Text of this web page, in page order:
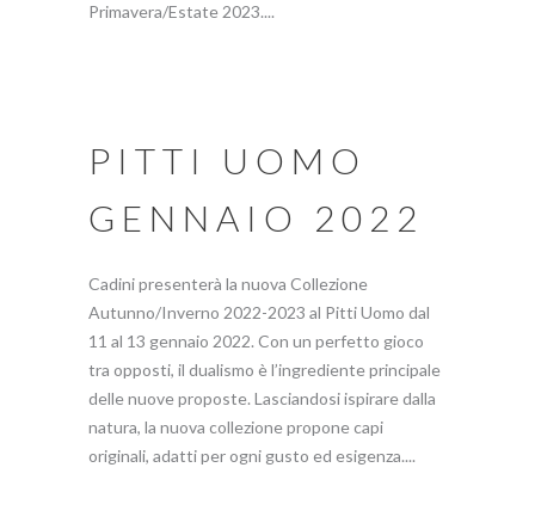
Primavera/Estate 2023....
PITTI UOMO
GENNAIO 2022
Cadini presenterà la nuova Collezione
Autunno/Inverno 2022-2023 al Pitti Uomo dal
11 al 13 gennaio 2022. Con un perfetto gioco
tra opposti, il dualismo è l’ingrediente principale
delle nuove proposte. Lasciandosi ispirare dalla
natura, la nuova collezione propone capi
originali, adatti per ogni gusto ed esigenza....